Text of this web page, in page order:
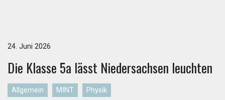
24. Juni 2026
Die Klas­se 5a lässt Nie­der­sach­sen leuch­ten
Allgemein MINT Physik